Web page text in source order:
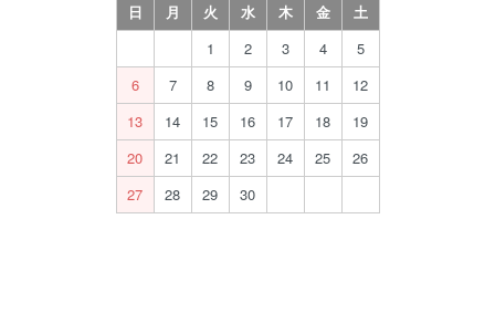
日 月 火 水 木 金
土
1
2 3 4
5
6
7 8 9 10 11
12
13
14 15 16 17 18
19
20
21 22 23 24 25
26
27
28 29 30